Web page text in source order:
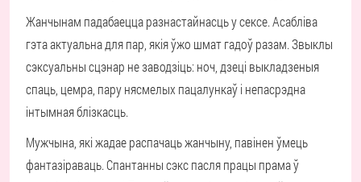
Жанчынам падабаецца разнастайнасць у сексе. Асабліва
гэта актуальна для пар, якія ўжо шмат гадоў разам. Звыклы
сэксуальны сцэнар не заводзіць: ноч, дзеці выкладзеныя
спаць, цемра, пару нясмелых пацалункаў і непасрэдна
інтымная блізкасць.
Мужчына, які жадае распачаць жанчыну, павінен ўмець
фантазіраваць. Спантанны сэкс пасля працы прама ў